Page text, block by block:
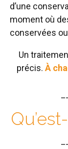
d’une
moment où
conservées
Un
précis. À